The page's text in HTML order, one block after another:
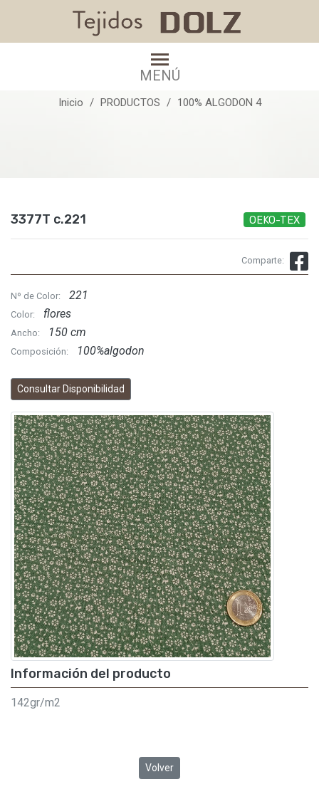
MENÚ
3377T c.221
Inicio PRODUCTOS 100% ALGODON 4
3377T c.221 OEKO-TEX
Comparte:
Nº de Color: 221
Color: flores
Ancho: 150 cm
Composición: 100%algodon
Consultar Disponibilidad
Información del producto
142gr/m2
Volver